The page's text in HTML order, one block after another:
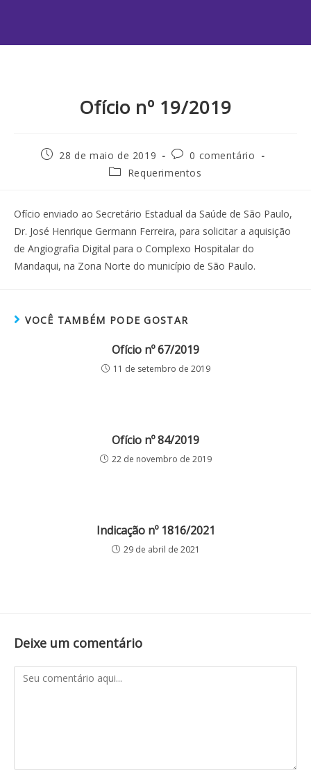
Ofício nº 19/2019
28 de maio de 2019
0 comentário
Requerimentos
Ofício enviado ao Secretário Estadual da Saúde de São Paulo,
Dr. José Henrique Germann Ferreira, para solicitar a aquisição
de Angiografia Digital para o Complexo Hospitalar do
Mandaqui, na Zona Norte do município de São Paulo.
VOCÊ TAMBÉM PODE GOSTAR
Ofício nº 67/2019
11 de setembro de 2019
Ofício nº 84/2019
22 de novembro de 2019
Indicação nº 1816/2021
29 de abril de 2021
Deixe um comentário